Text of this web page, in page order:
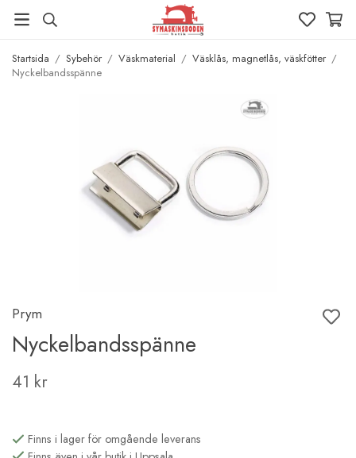
Startsida / Sybehör / Väskmaterial / Väsklås, magnetlås, väskfötter /
Nyckelbandsspänne
Prym
Nyckelbandsspänne
41 kr
Finns i lager för omgående leverans